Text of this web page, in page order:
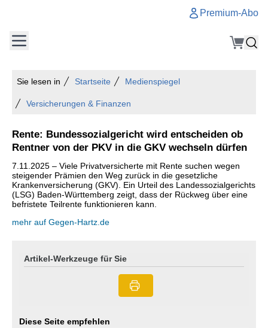
Premium-Abo
Sie lesen in Startseite Medienspiegel
Versicherungen & Finanzen
Rente: Bundessozialgericht wird entscheiden ob
Rentner von der PKV in die GKV wechseln dürfen
7.11.2025 – Viele Privatversicherte mit Rente suchen wegen
steigender Prämien den Weg zurück in die gesetzliche
Krankenversicherung (GKV). Ein Urteil des Landessozialgerichts
(LSG) Baden-Württemberg zeigt, dass der Rückweg über eine
befristete Teilrente funktionieren kann.
mehr auf Gegen-Hartz.de
Artikel-Werkzeuge für Sie
Diese Seite empfehlen